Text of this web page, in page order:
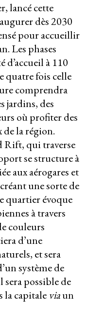
lancé cette
dès 2030
pour accueillir
Les phases
à 110
quatre fois celle
comprendra
jardins, des
où profiter des
de la région.
Rift, qui traverse
se structure à
aux aérogares et
une sorte de
quartier évoque
à travers
couleurs
d’une
et sera
système de
sera possible de
la capitale viaun